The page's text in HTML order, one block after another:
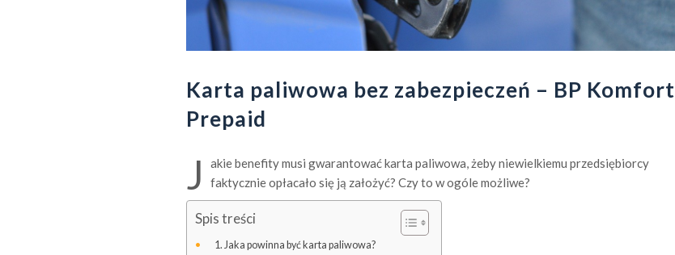
Karta paliwowa bez zabezpieczeń – BP Komfort
Prepaid
J
akie benefity musi gwarantować karta paliwowa, żeby niewielkiemu przedsiębiorcy
faktycznie opłacało się ją założyć? Czy to w ogóle możliwe?
Spis treści
Jaka powinna być karta paliwowa?